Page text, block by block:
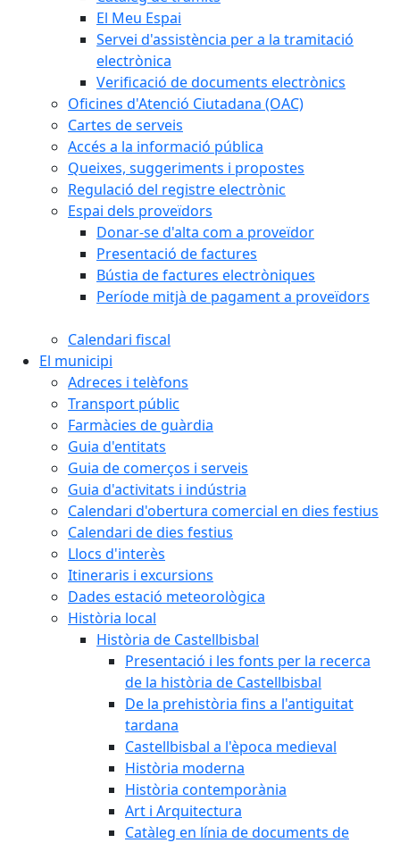
El Meu Espai
Servei d'assistència per a la tramitació
electrònica
Verificació de documents electrònics
Oficines d'Atenció Ciutadana (OAC)
Cartes de serveis
Accés a la informació pública
Queixes, suggeriments i propostes
Regulació del registre electrònic
Espai dels proveïdors
Donar-se d'alta com a proveïdor
Presentació de factures
Bústia de factures electròniques
Període mitjà de pagament a proveïdors
Calendari fiscal
El municipi
Adreces i telèfons
Transport públic
Farmàcies de guàrdia
Guia d'entitats
Guia de comerços i serveis
Guia d'activitats i indústria
Calendari d'obertura comercial en dies festius
Calendari de dies festius
Llocs d'interès
Itineraris i excursions
Dades estació meteorològica
Història local
Història de Castellbisbal
Presentació i les fonts per la recerca
de la història de Castellbisbal
De la prehistòria fins a l'antiguitat
tardana
Castellbisbal a l'època medieval
Història moderna
Història contemporània
Art i Arquitectura
Catàleg en línia de documents de